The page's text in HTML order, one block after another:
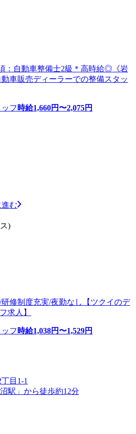
：自動車整備士2級＊高時給◎《岩
車販売ディーラーでの整備スタッ
フ 時給1,660円〜2,075円
む
)
修制度充実/夜勤なし【ツクイのデ
求人】
フ 時給1,038円〜1,529円
目1-1
駅」から徒歩約12分